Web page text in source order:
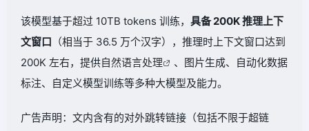
该模型基于超过 10TB tokens 训练， 具备 200K 推理上下
文窗口 （相当于 36.5 万个汉字），推理时上下文窗口达到
200K 左右，提供自然语言处理
、图片生成、自动化数据
标注、自定义模型训练等多种大模型及能力。
广告声明：文内含有的对外跳转链接（包括不限于超链